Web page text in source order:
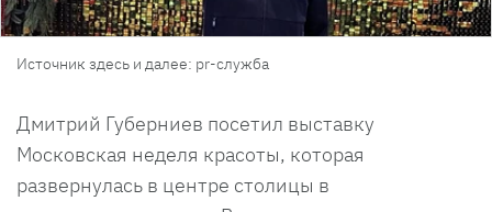
Источник здесь и далее: pr-служба
Дмитрий Губерниев посетил выставку
Московская неделя красоты, которая
развернулась в центре столицы в